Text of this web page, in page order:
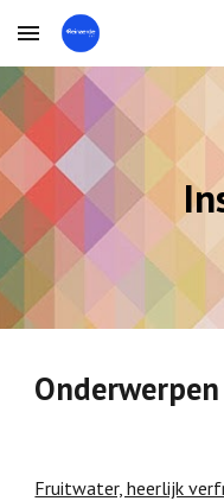
Skip to main content
Fruitwater, heerlijk